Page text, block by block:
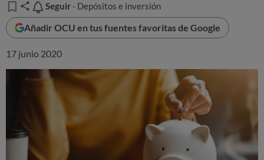
Seguir
Seguir - Depósitos e inversión
Añadir OCU en tus fuentes favoritas de Google
17 junio 2020